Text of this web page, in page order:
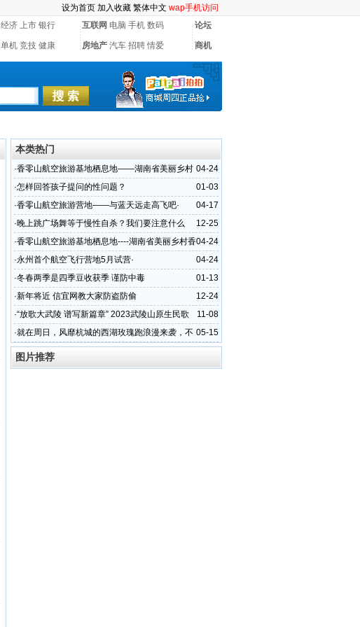
设为首页 加入收藏 繁体中文 wap手机访问
经济 上市 银行 互联网 电脑 手机 数码 论坛
单机 竞技 健康 房地产 汽车 招聘 情爱 商机
本类热门
04-24
·香零山航空旅游基地栖息地——湖南省美丽乡村
香零村
01-03
·怎样回答孩子提问的性问题？
04-17
·香零山航空旅游营地——与蓝天远走高飞吧·
12-25
·晚上跳广场舞等于慢性自杀？我们要注意什么
04-24
·香零山航空旅游基地栖息地----湖南省美丽乡村香
零村
04-24
·永州首个航空飞行营地5月试营·
01-13
·冬春两季是四季豆收获季 谨防中毒
12-24
·新年将近 信宜网教大家防盗防偷
11-08
·“放歌大武陵 谱写新篇章” 2023武陵山原生民歌
艺术节活动开启
05-15
·就在周日，风靡杭城的西湖玫瑰跑浪漫来袭，不
见不散
图片推荐